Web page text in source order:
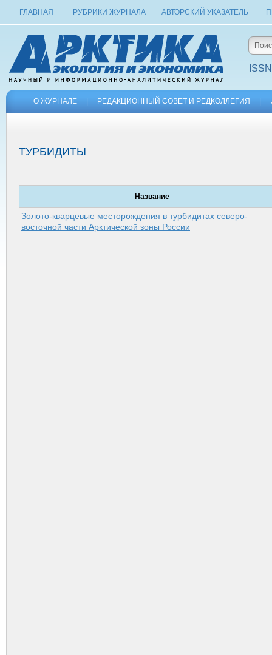
ГЛАВНАЯ РУБРИКИ ЖУРНАЛА АВТОРСКИЙ УКАЗАТЕЛЬ
О ЖУРНАЛЕ РЕДАКЦИОННЫЙ СОВЕТ И РЕДКОЛЛЕГИЯ
ТУРБИДИТЫ
Название
Золото-кварцевые месторождения в турбидитах северо-
восточной части Арктической зоны России